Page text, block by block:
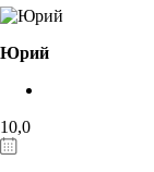
Юрий
10,0